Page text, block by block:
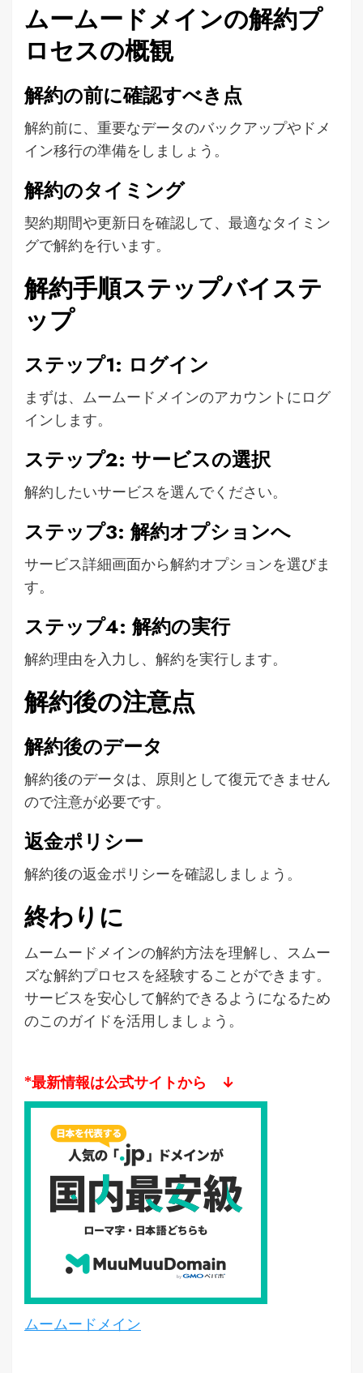
ムームードメインの解約プ
ロセスの概観
解約の前に確認すべき点
解約前に、重要なデータのバックアップやドメ
イン移行の準備をしましょう。
解約のタイミング
契約期間や更新日を確認して、最適なタイミン
グで解約を行います。
解約手順ステップバイステ
ップ
ステップ1: ログイン
まずは、ムームードメインのアカウントにログ
インします。
ステップ2: サービスの選択
解約したいサービスを選んでください。
ステップ3: 解約オプションへ
サービス詳細画面から解約オプションを選びま
す。
ステップ4: 解約の実行
解約理由を入力し、解約を実行します。
解約後の注意点
解約後のデータ
解約後のデータは、原則として復元できません
ので注意が必要です。
返金ポリシー
解約後の返金ポリシーを確認しましょう。
終わりに
ムームードメインの解約方法を理解し、スムー
ズな解約プロセスを経験することができます。
サービスを安心して解約できるようになるため
のこのガイドを活用しましょう。
*最新情報は公式サイトから ↓
ムームードメイン